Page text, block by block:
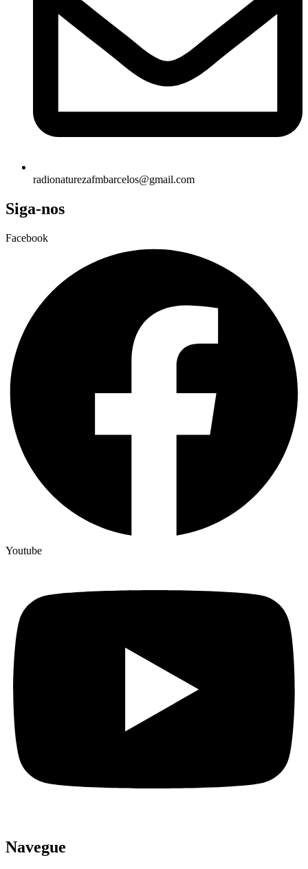
radionaturezafmbarcelos@gmail.com
Siga-nos
Facebook
Youtube
Navegue